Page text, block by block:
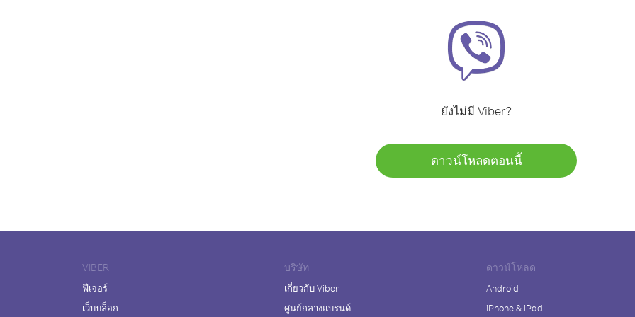
ยังไม่มี Viber?
ดาวน์โหลดตอนนี้
VIBER
ฟีเจอร์
เว็บบล็อก
บริษัท
เกี่ยวกับ Viber
ศูนย์กลางแบรนด์
ดาวน์โหลด
Android
iPhone & iPad